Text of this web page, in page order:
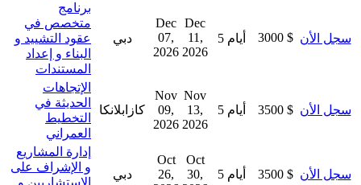
برنامج
متخصص في
عقود التشييد و
البناء و إعداد
المستندات
دبي
Dec
07,
2026
Dec
11,
2026
5 أيام 3000 $ سجل الأن
الإتجاهات
الحديثة في
التخطيط
العمراني
كازابلانكا
Nov
09,
2026
Nov
13,
2026
5 أيام 3500 $ سجل الأن
إدارة المشاريع
و الإشراف على
دبي
Oct
26,
Oct
30,
5 أيام 3500 $ سجل الأن